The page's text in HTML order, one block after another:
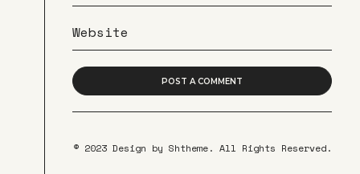
POST A COMMENT
© 2023 Design by Shtheme. All Rights Reserved.